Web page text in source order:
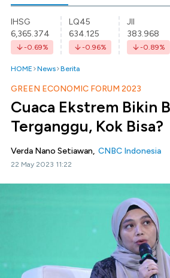
IHSG
6,365.374
-0.69%
LQ45
634.125
-0.96%
JII
383.968
-0.89%
HOME News Berita
GREEN ECONOMIC FORUM 2023
Cuaca Ekstrem Bikin
Terganggu, Kok Bisa?
Verda Nano Setiawan, CNBC Indonesia
22 May 2023 11:22